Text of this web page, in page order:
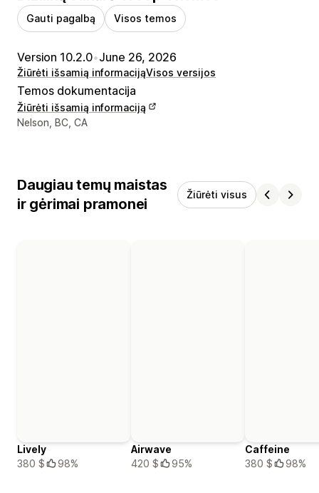
Gauti pagalbą Visos temos
Version 10.2.0•June 26, 2026
Žiūrėti išsamią informacijąVisos versijos
Temos dokumentacija
Žiūrėti išsamią informaciją
Kūrėjo kontaktiniai duomenys
Nelson, BC, CA
Daugiau temų maistas
ir gėrimai pramonei
Žiūrėti visus
Lively
380 $
98%
Airwave
420 $
95%
Caffeine
380 $
98%